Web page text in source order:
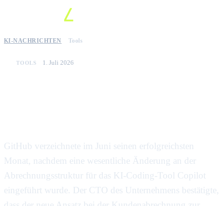
KI-NACHRICHTEN Tools
TOOLS 1. Juli 2026
GitHub verzeichnete im Juni seinen erfolgreichsten
Monat, nachdem eine wesentliche Änderung an der
Abrechnungsstruktur für das KI-Coding-Tool Copilot
eingeführt wurde. Der CTO des Unternehmens bestätigte,